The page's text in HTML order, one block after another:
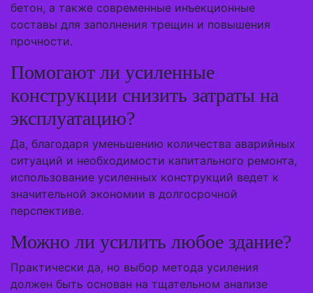
бетон, а также современные инъекционные
составы для заполнения трещин и повышения
прочности.
Помогают ли усиленные
конструкции снизить затраты на
эксплуатацию?
Да, благодаря уменьшению количества аварийных
ситуаций и необходимости капитального ремонта,
использование усиленных конструкций ведет к
значительной экономии в долгосрочной
перспективе.
Можно ли усилить любое здание?
Практически да, но выбор метода усиления
должен быть основан на тщательном анализе